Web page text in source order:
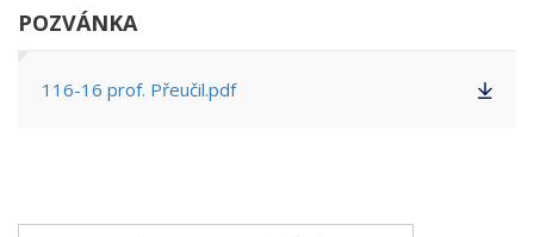
POZVÁNKA
116-16 prof. Přeučil.pdf